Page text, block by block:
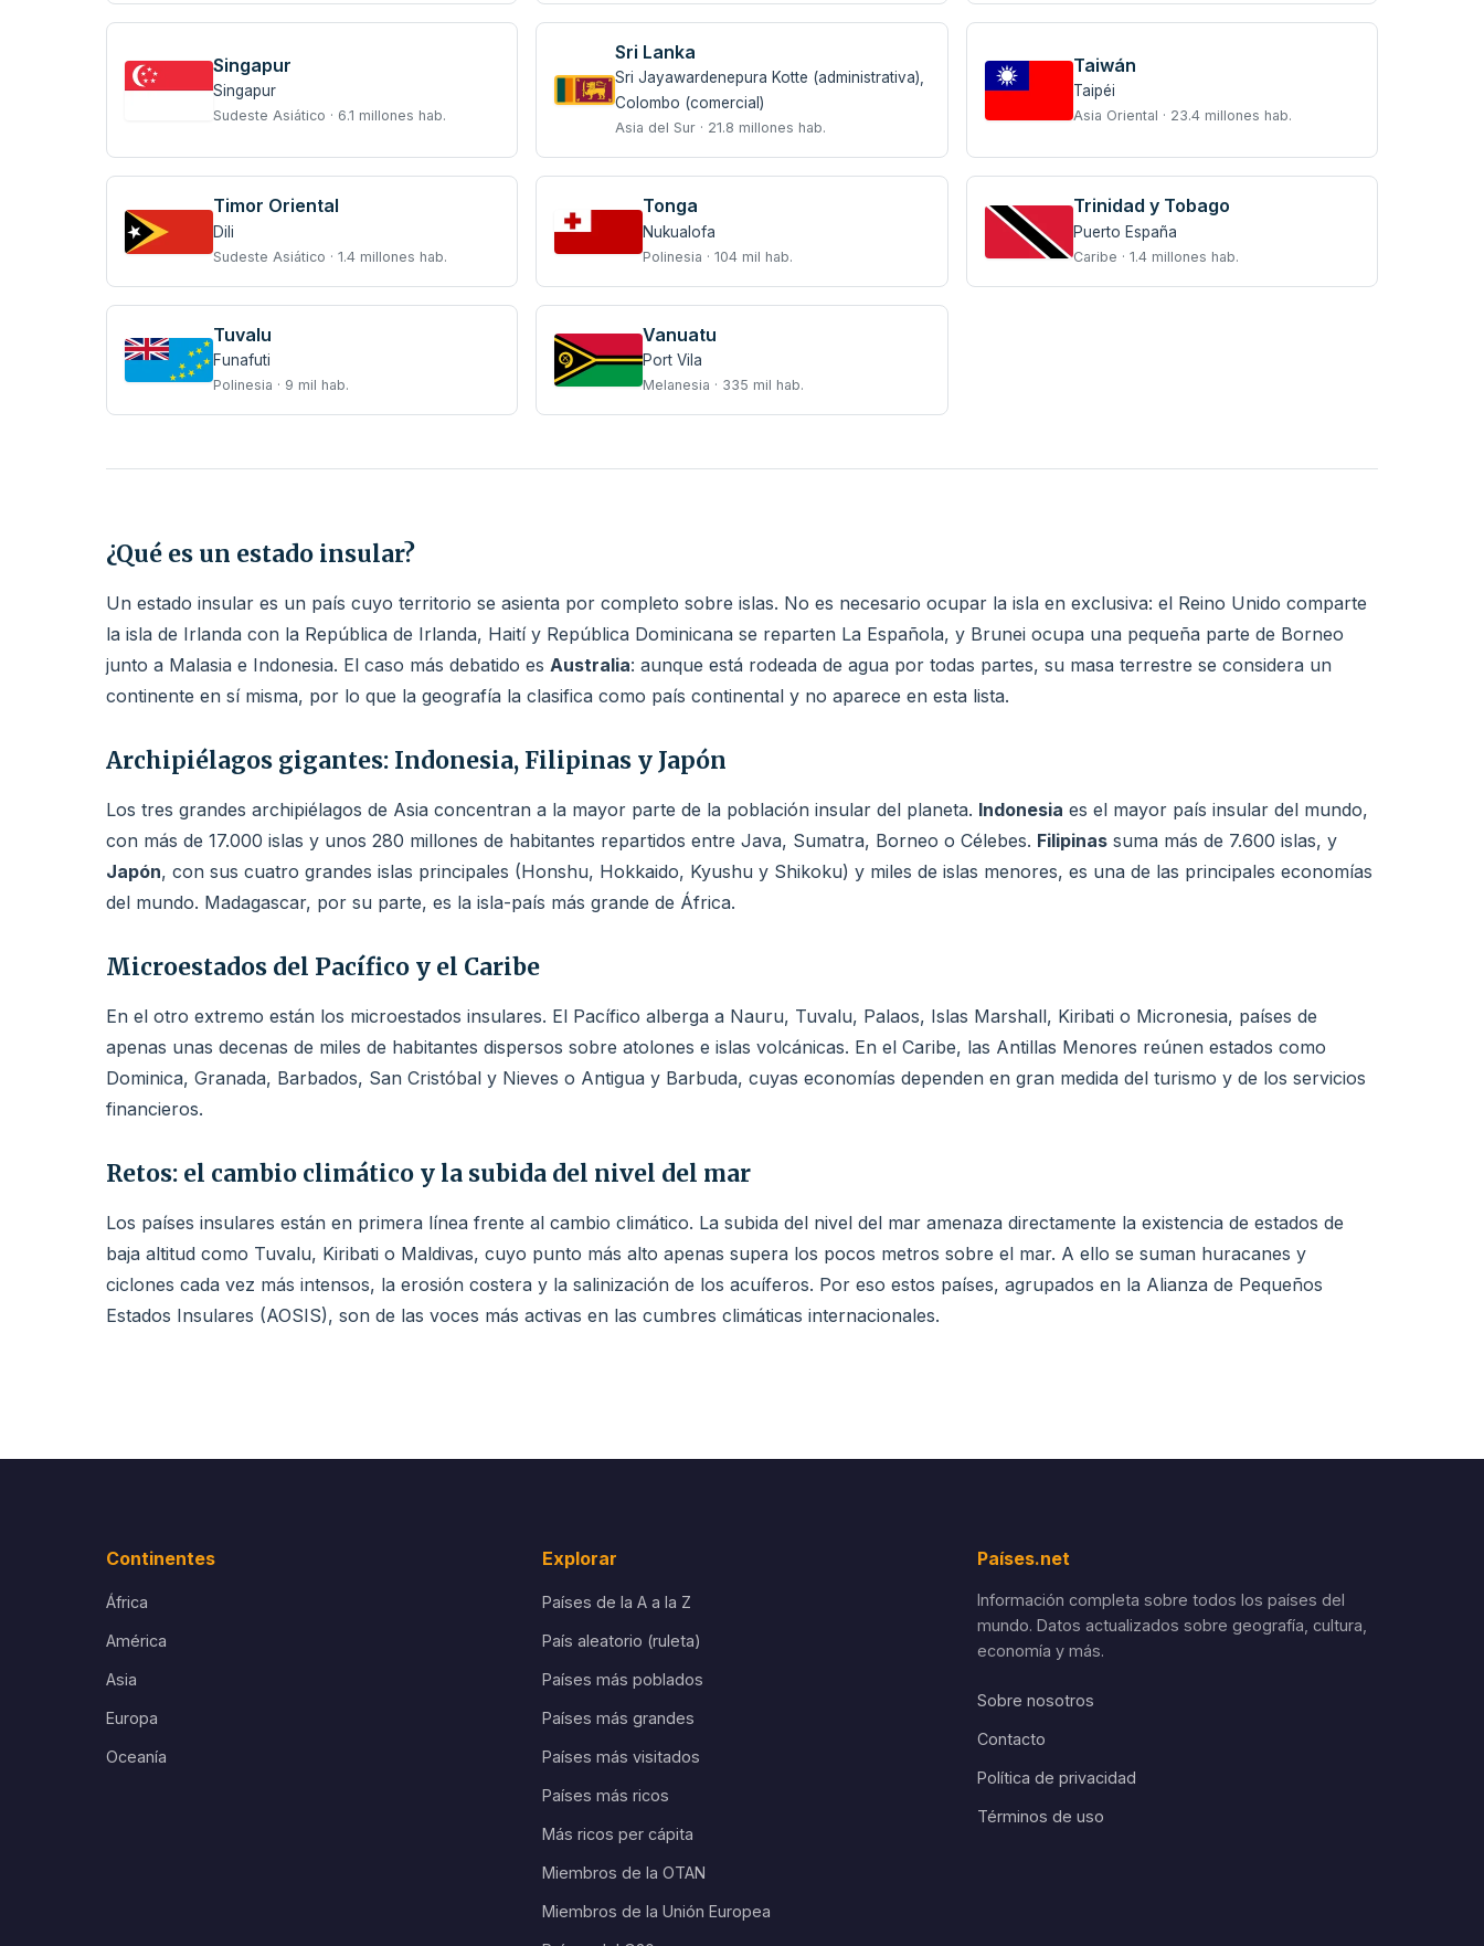
Singapur
Singapur
Sudeste Asiático · 6.1 millones hab.
Sri Lanka
Sri Jayawardenepura Kotte (administrativa),
Colombo (comercial)
Asia del Sur · 21.8 millones hab.
Taiwán
Taipéi
Asia Oriental · 23.4 millones hab.
Timor Oriental
Dili
Sudeste Asiático · 1.4 millones hab.
Tonga
Nukualofa
Polinesia · 104 mil hab.
Trinidad y Tobago
Puerto España
Caribe · 1.4 millones hab.
Tuvalu
Funafuti
Polinesia · 9 mil hab.
Vanuatu
Port Vila
Melanesia · 335 mil hab.
¿Qué es un estado insular?
Un estado insular es un país cuyo territorio se asienta por completo sobre islas. No es necesario ocupar la isla en exclusiva: el Reino Unido comparte
la isla de Irlanda con la República de Irlanda, Haití y República Dominicana se reparten La Española, y Brunei ocupa una pequeña parte de Borneo
junto a Malasia e Indonesia. El caso más debatido es Australia: aunque está rodeada de agua por todas partes, su masa terrestre se considera un
continente en sí misma, por lo que la geografía la clasifica como país continental y no aparece en esta lista.
Archipiélagos gigantes: Indonesia, Filipinas y Japón
Los tres grandes archipiélagos de Asia concentran a la mayor parte de la población insular del planeta. Indonesia es el mayor país insular del mundo,
con más de 17.000 islas y unos 280 millones de habitantes repartidos entre Java, Sumatra, Borneo o Célebes. Filipinas suma más de 7.600 islas, y
Japón, con sus cuatro grandes islas principales (Honshu, Hokkaido, Kyushu y Shikoku) y miles de islas menores, es una de las principales economías
del mundo. Madagascar, por su parte, es la isla-país más grande de África.
Microestados del Pacífico y el Caribe
En el otro extremo están los microestados insulares. El Pacífico alberga a Nauru, Tuvalu, Palaos, Islas Marshall, Kiribati o Micronesia, países de
apenas unas decenas de miles de habitantes dispersos sobre atolones e islas volcánicas. En el Caribe, las Antillas Menores reúnen estados como
Dominica, Granada, Barbados, San Cristóbal y Nieves o Antigua y Barbuda, cuyas economías dependen en gran medida del turismo y de los servicios
financieros.
Retos: el cambio climático y la subida del nivel del mar
Los países insulares están en primera línea frente al cambio climático. La subida del nivel del mar amenaza directamente la existencia de estados de
baja altitud como Tuvalu, Kiribati o Maldivas, cuyo punto más alto apenas supera los pocos metros sobre el mar. A ello se suman huracanes y
ciclones cada vez más intensos, la erosión costera y la salinización de los acuíferos. Por eso estos países, agrupados en la Alianza de Pequeños
Estados Insulares (AOSIS), son de las voces más activas en las cumbres climáticas internacionales.
Continentes
África
América
Asia
Europa
Oceanía
Explorar
Países de la A a la Z
País aleatorio (ruleta)
Países más poblados
Países más grandes
Países más visitados
Países más ricos
Más ricos per cápita
Miembros de la OTAN
Miembros de la Unión Europea
Países.net
Información completa sobre todos los países del
mundo. Datos actualizados sobre geografía, cultura,
economía y más.
Sobre nosotros
Contacto
Política de privacidad
Términos de uso